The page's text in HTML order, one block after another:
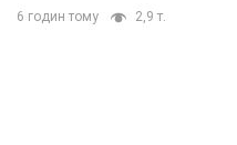
6 годин тому 2,9 т.